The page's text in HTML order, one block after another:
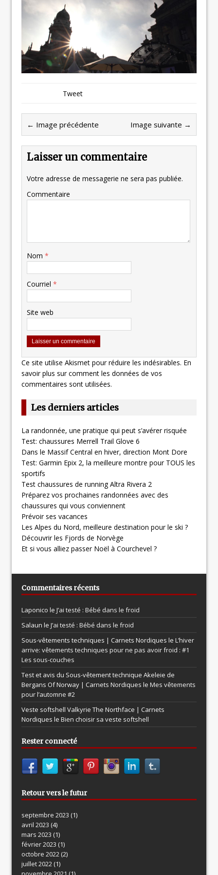
Tweet
← Image précédente Image suivante →
Laisser un commentaire
Votre adresse de messagerie ne sera pas publiée.
Commentaire
Nom *
Courriel *
Site web
Ce site utilise Akismet pour réduire les indésirables. En
savoir plus sur comment les données de vos
commentaires sont utilisées.
Les derniers articles
La randonnée, une pratique qui peut s’avérer risquée
Test: chaussures Merrell Trail Glove 6
Dans le Massif Central en hiver, direction Mont Dore
Test: Garmin Epix 2, la meilleure montre pour TOUS les
sportifs
Test chaussures de running Altra Rivera 2
Préparez vos prochaines randonnées avec des
chaussures qui vous conviennent
Prévoir ses vacances
Les Alpes du Nord, meilleure destination pour le ski ?
Découvrir les Fjords de Norvège
Et si vous alliez passer Noël à Courchevel ?
Commentaires récents
Laponico le J’ai testé : Bébé dans le froid
Salaun le J’ai testé : Bébé dans le froid
Sous-vêtements techniques | Carnets Nordiques le L’hiver
arrive: vêtements techniques pour ne pas avoir froid : #1
Les sous-couches
Test et avis du Sous-vêtement technique Akeleie de
Bergans Of Norway | Carnets Nordiques le Mes vêtements
pour l’automne #2
Veste softshell Valkyrie The Northface | Carnets
Nordiques le Bien choisir sa veste softshell
Rester connecté
Retour vers le futur
septembre 2023 (1)
avril 2023 (4)
mars 2023 (1)
février 2023 (1)
octobre 2022(2)
juillet 2022(1)